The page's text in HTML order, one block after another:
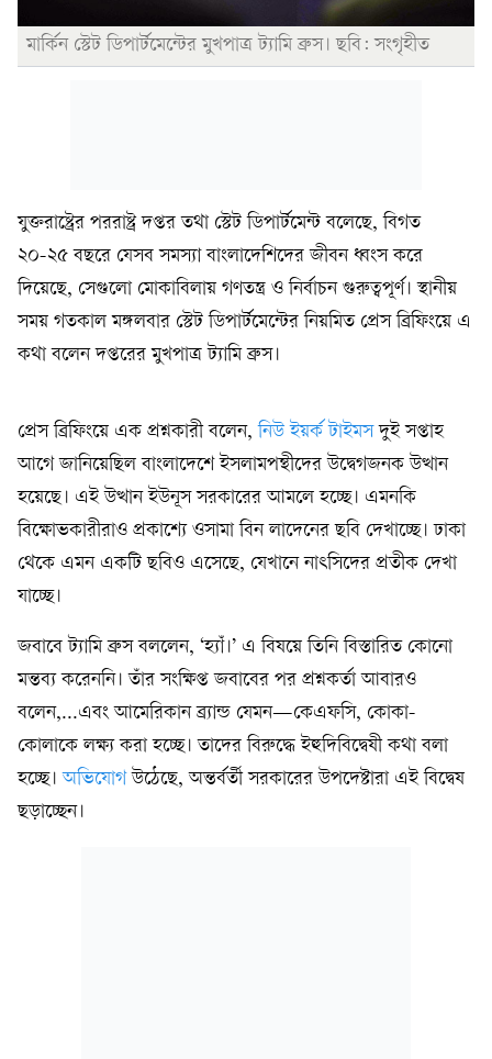
মার্কিন স্টেট ডিপার্টমেন্টের মুখপাত্র ট্যামি ব্রুস। ছবি: সংগৃহীত
যুক্তরাষ্ট্রের পররাষ্ট্র দপ্তর তথা স্টেট ডিপার্টমেন্ট বলেছে, বিগত
২০-২৫ বছরে যেসব সমস্যা বাংলাদেশিদের জীবন ধ্বংস করে
দিয়েছে, সেগুলো মোকাবিলায় গণতন্ত্র ও নির্বাচন গুরুত্বপূর্ণ। স্থানীয়
সময় গতকাল মঙ্গলবার স্টেট ডিপার্টমেন্টের নিয়মিত প্রেস ব্রিফিংয়ে এ
কথা বলেন দপ্তরের মুখপাত্র ট্যামি ব্রুস।
প্রেস ব্রিফিংয়ে এক প্রশ্নকারী বলেন,নিউ ইয়র্ক টাইমসদুই সপ্তাহ
আগে জানিয়েছিল বাংলাদেশে ইসলামপন্থীদের উদ্বেগজনক উত্থান
হয়েছে। এই উত্থান ইউনূস সরকারের আমলে হচ্ছে। এমনকি
বিক্ষোভকারীরাও প্রকাশ্যে ওসামা বিন লাদেনের ছবি দেখাচ্ছে। ঢাকা
থেকে এমন একটি ছবিও এসেছে, যেখানে নাৎসিদের প্রতীক দেখা
যাচ্ছে।
জবাবে ট্যামি ব্রুস বললেন, ‘হ্যাঁ।’ এ বিষয়ে তিনি বিস্তারিত কোনো
মন্তব্য করেননি। তাঁর সংক্ষিপ্ত জবাবের পর প্রশ্নকর্তা আবারও
বলেন,...এবং আমেরিকান ব্র্যান্ড যেমন—কেএফসি, কোকা-
কোলাকে লক্ষ্য করা হচ্ছে। তাদের বিরুদ্ধে ইহুদিবিদ্বেষী কথা বলা
হচ্ছে।অভিযোগউঠেছে, অন্তর্বর্তী সরকারের উপদেষ্টারা এই বিদ্বেষ
ছড়াচ্ছেন।